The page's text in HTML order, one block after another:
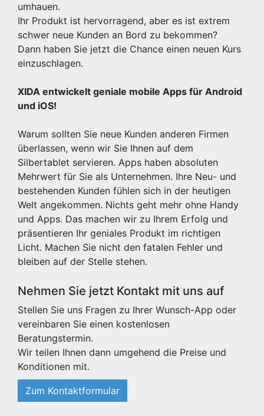
umhauen.
Ihr Produkt ist hervorragend, aber es ist extrem
schwer neue Kunden an Bord zu bekommen?
Dann haben Sie jetzt die Chance einen neuen Kurs
einzuschlagen.
XIDA entwickelt geniale mobile Apps für Android
und iOS!
Warum sollten Sie neue Kunden anderen Firmen
überlassen, wenn wir Sie Ihnen auf dem
Silbertablet servieren. Apps haben absoluten
Mehrwert für Sie als Unternehmen. Ihre Neu- und
bestehenden Kunden fühlen sich in der heutigen
Welt angekommen. Nichts geht mehr ohne Handy
und Apps. Das machen wir zu Ihrem Erfolg und
präsentieren Ihr geniales Produkt im richtigen
Licht. Machen Sie nicht den fatalen Fehler und
bleiben auf der Stelle stehen.
Nehmen Sie jetzt Kontakt mit uns auf
Stellen Sie uns Fragen zu Ihrer Wunsch-App oder
vereinbaren Sie einen kostenlosen
Beratungstermin.
Wir teilen Ihnen dann umgehend die Preise und
Konditionen mit.
Zum Kontaktformular